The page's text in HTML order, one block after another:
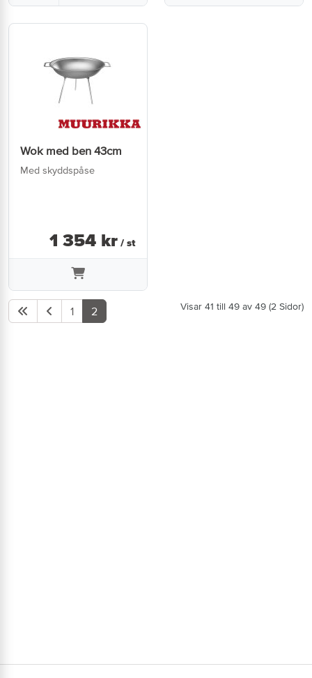
Wok med ben 43cm
Med skyddspåse
1 354 kr / st
1 2 Visar 41 till 49 av 49 (2 Sidor)